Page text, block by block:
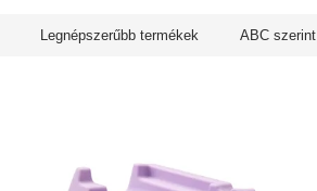
Legnépszerűbb termékek ABC szerint